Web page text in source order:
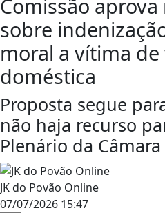
Comissão
sobre
moral a vítima de
doméstica
Proposta segue
não haja recurso
Plenário da Câmara
JK do Povão Online
07/07/2026 15:47